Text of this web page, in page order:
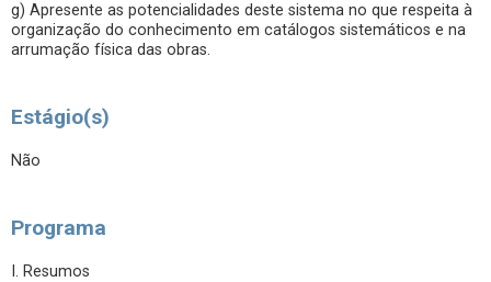
g) Apresente as potencialidades deste sistema no que respeita à
organização do conhecimento em catálogos sistemáticos e na
arrumação física das obras.
Estágio(s)
Não
Programa
I. Resumos